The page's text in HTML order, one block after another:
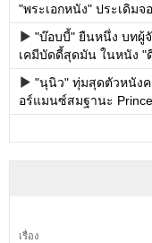
"พระเอกหนัง" ประเดิมจ
"บ๊อบบี้" ยืนหนึ่ง บทผู้
เคมีบัดดี้สุดมัน ในหนัง "
"นุนิว" ทุ่มสุดตัวหนังค
อร์แมนซ์สมฐานะ
เรื่อง